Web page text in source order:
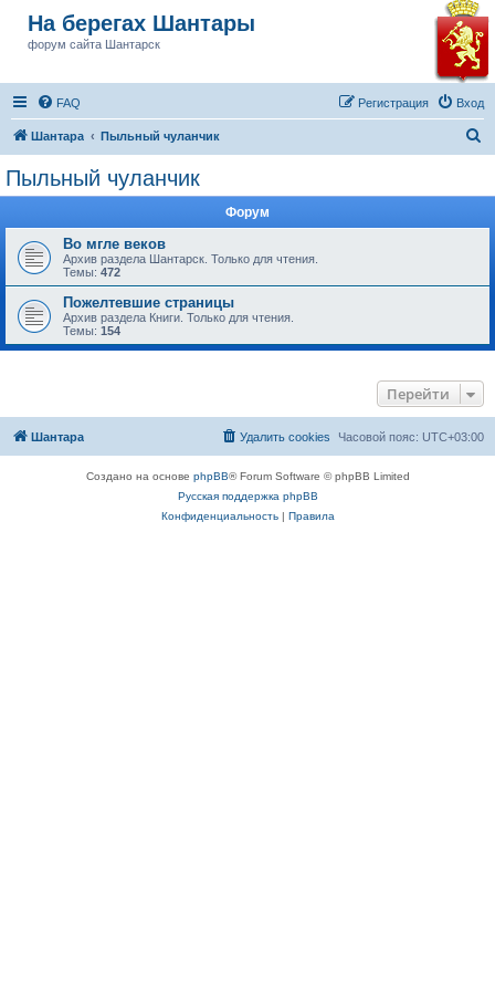
На берегах Шантары
форум сайта Шантарск
FAQ Вход
Регистрация
Шантара Пыльный чуланчик
Пыльный чуланчик
Форум
Во мгле веков
Архив раздела Шантарск. Только для чтения.
Темы: 472
Пожелтевшие страницы
Архив раздела Книги. Только для чтения.
Темы: 154
Перейти
Шантара Часовой пояс: UTC+03:00
Удалить cookies
Создано на основе phpBB® Forum Software © phpBB Limited
Русская поддержка phpBB
Конфиденциальность| Правила